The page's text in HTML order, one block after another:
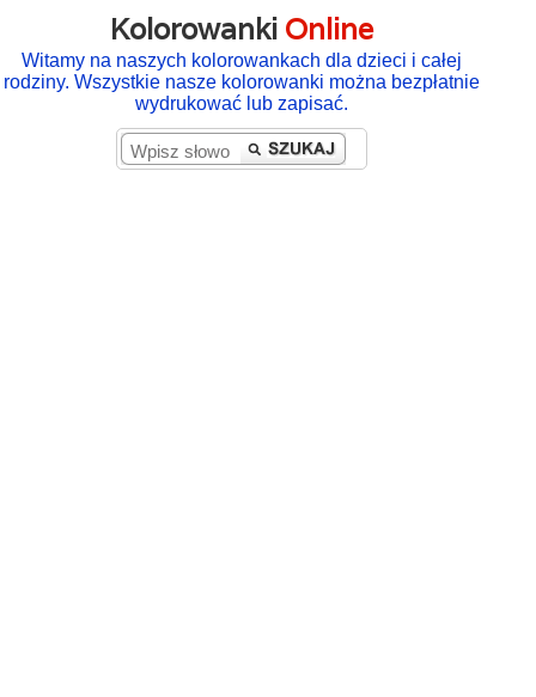
Kolorowanki Online
Witamy na naszych kolorowankach dla dzieci i całej
rodziny. Wszystkie nasze kolorowanki można bezpłatnie
wydrukować lub zapisać.